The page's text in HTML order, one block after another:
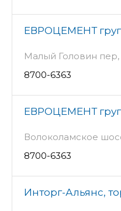
ЕВРОЦЕМЕНТ
Малый Головин пер,
8700-6363
ЕВРОЦЕМЕНТ
Волоколамское
8700-6363
Инторг-Альянс,